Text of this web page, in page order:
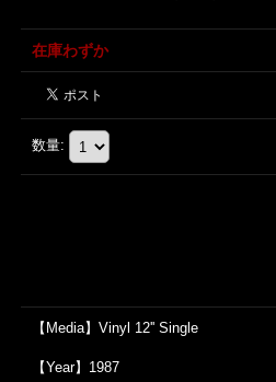
在庫わずか
数量:
【Media】Vinyl 12'' Single
【Year】1987